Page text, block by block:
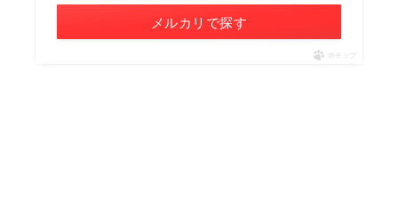
メルカリで探す
ポチップ